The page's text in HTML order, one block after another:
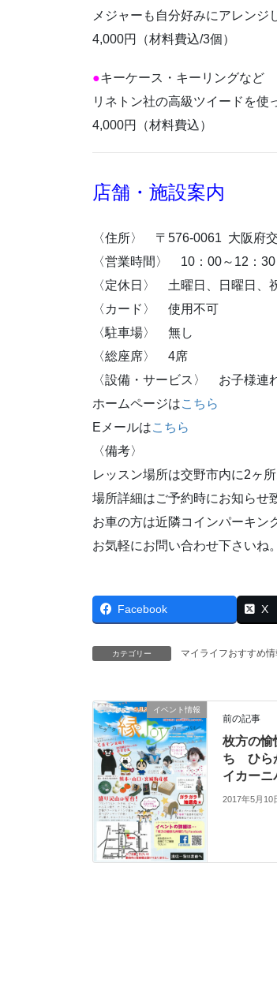
メジャーも自分好みにアレンジ
4,000円（材料費込/3個）
●キーケース・キーリングなど
リネトン社の高級ツイードを使
4,000円（材料費込）
店舗・施設案内
〈住所〉 〒576-0061 大阪府
〈営業時間〉 10：00～12：
〈定休日〉 土曜日、日曜日
〈カード〉 使用不可
〈駐車場〉 無し
〈総座席〉 4席
〈設備・サービス〉 お子様連
ホームページはこちら
Eメールはこちら
〈備考〉
レッスン場所は交野市内に2ヶ所
場所詳細はご予約時にお知らせ
お車の方は近隣コインパーキン
お気軽にお問い合わせ下さいね。
Facebook X
カテゴリー マイライフおすすめ情
イベント情報
前の記事
枚方の愉
ち ひら
イカーニ
2017年5月10